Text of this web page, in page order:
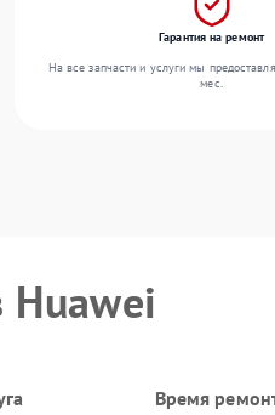
Гарантия на ремонт
На все запчасти и услуги мы
мес.
Huawei
Время